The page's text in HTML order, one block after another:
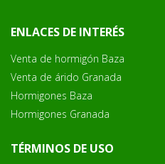
ENLACES DE INTERÉS
Venta de hormigón Baza
Venta de árido Granada
Hormigones Baza
Hormigones Granada
TÉRMINOS DE USO